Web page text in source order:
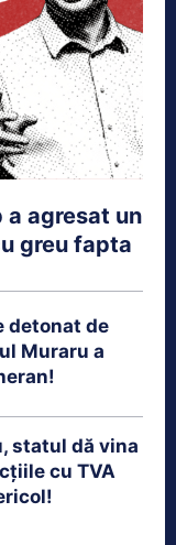
a agresat un
greu fapta
detonat de
Muraru a
statul dă vina
cu TVA